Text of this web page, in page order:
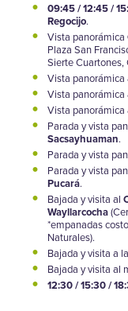
09:45 / 12:45 /
Regocijo.
Vista panorámica
Plaza San
Sierte Cuartones,
Vista
Vista panorámica
Vista panorámica
Parada y vista
Sacsayhuaman.
Parada y vista
Parada y vista
Pucará.
Bajada y visita al
Wayllarcocha
*empanadas
Naturales).
Bajada y visita a la
Bajada y visita al
12:30 / 15:30 /